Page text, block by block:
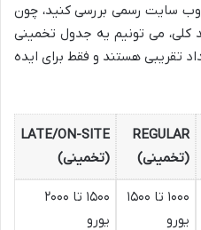
وب سایت رسمی بررسی کنید، چون
کلی، می تونیم یه جدول تخمینی
تقریبی هستند و فقط برای ایده
REGULAR
(تخمینی)
LATE/ON-SITE
(تخمینی)
۱۰۰۰ تا ۱۵۰۰
یورو
۱۵۰۰ تا ۲۰۰۰
یورو